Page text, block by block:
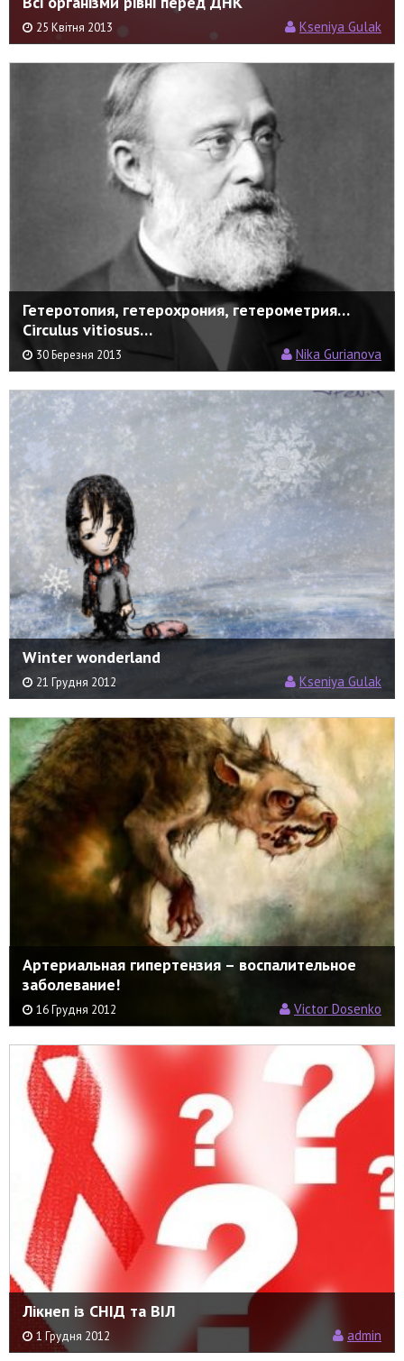
25 Квітня 2013 Kseniya Gulak
Гетеротопия, гетерохрония, гетерометрия…
Circulus vitiosus…
30 Березня 2013 Nika Gurianova
Winter wonderland
21 Грудня 2012 Kseniya Gulak
Артериальная гипертензия – воспалительное
заболевание!
16 Грудня 2012 Victor Dosenko
Лікнеп із СНІД та ВІЛ
1 Грудня 2012 admin